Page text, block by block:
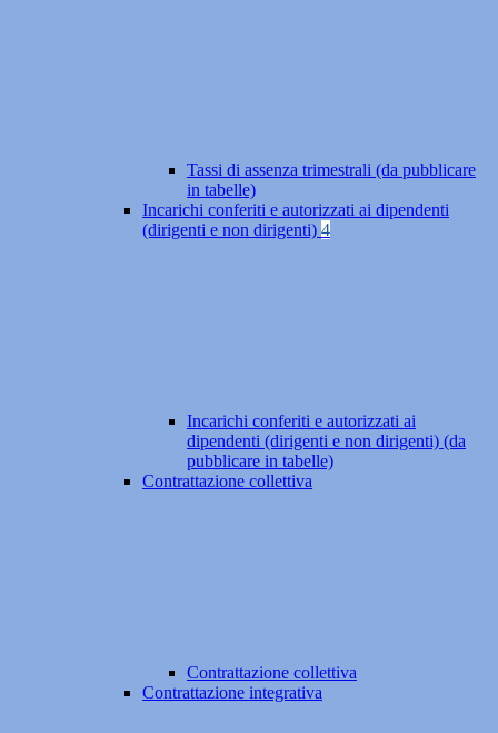
Tassi di assenza trimestrali (da pubblicare
in tabelle)
Incarichi conferiti e autorizzati ai dipendenti
(dirigenti e non dirigenti) 4
Incarichi conferiti e autorizzati ai
dipendenti (dirigenti e non dirigenti) (da
pubblicare in tabelle)
Contrattazione collettiva
Contrattazione collettiva
Contrattazione integrativa